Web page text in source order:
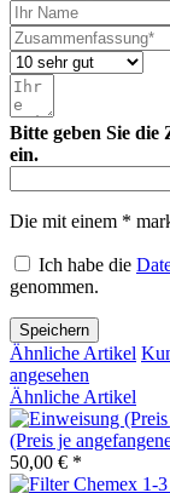
Bitte geben Sie die
ein.
Die mit einem *
Ich habe die
genommen.
Speichern
Ähnliche Artikel
angesehen
Ähnliche Artikel
(Preis je
50,00 € *